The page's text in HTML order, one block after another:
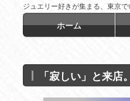
ジュエリー好きが集まる、東京
言！
ホーム
「寂しい」と来